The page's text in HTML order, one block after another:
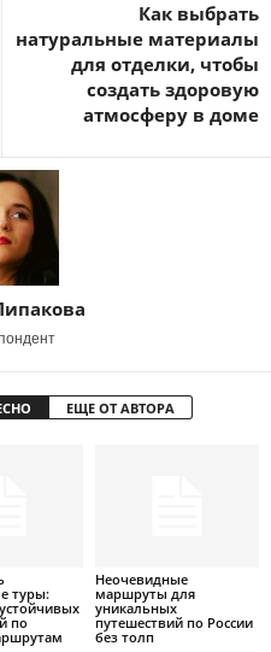
Как выбрать
натуральные материалы
для отделки, чтобы
создать здоровую
атмосферу в доме
ЕЩЕ ОТ АВТОРА
туры:
по
Неочевидные
маршруты для
уникальных
путешествий по России
без толп